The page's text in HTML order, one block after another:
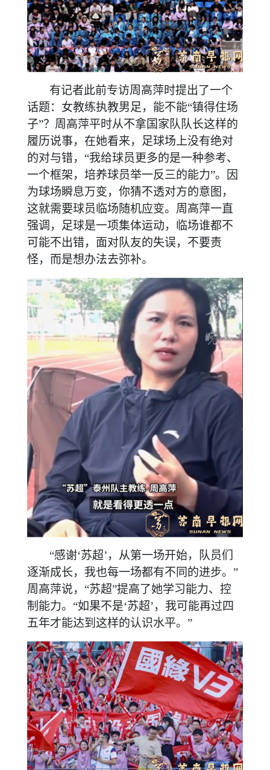
有记者此前专访周高萍时提出了一个
话题：女教练执教男足，能不能“镇得住场
子”？周高萍平时从不拿国家队队长这样的
履历说事，在她看来，足球场上没有绝对
的对与错，“我给球员更多的是一种参考、
一个框架，培养球员举一反三的能力”。因
为球场瞬息万变，你猜不透对方的意图，
这就需要球员临场随机应变。周高萍一直
强调，足球是一项集体运动，临场谁都不
可能不出错，面对队友的失误，不要责
怪，而是想办法去弥补。
“感谢‘苏超’，从第一场开始，队员们
逐渐成长，我也每一场都有不同的进步。”
周高萍说，“苏超”提高了她学习能力、控
制能力。“如果不是‘苏超’，我可能再过四
五年才能达到这样的认识水平。”